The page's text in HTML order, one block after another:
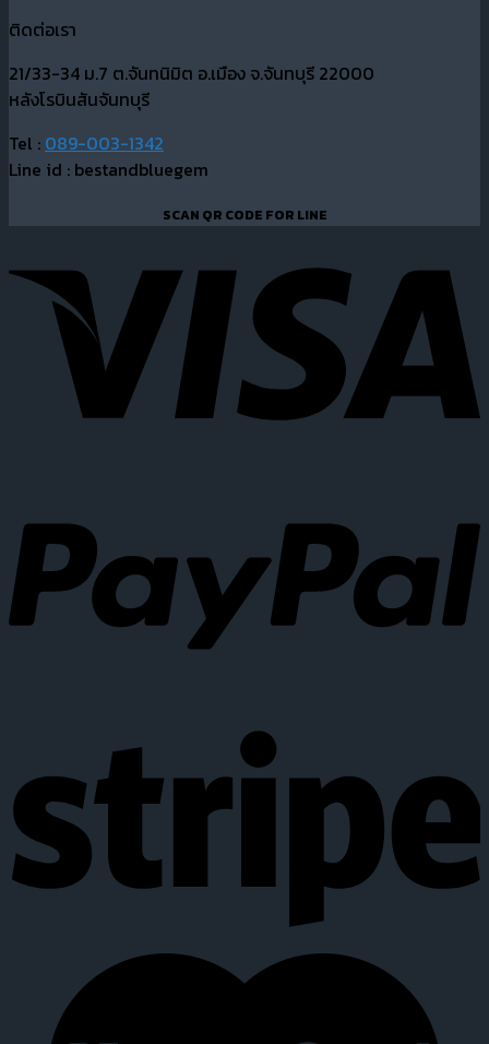
ติดต่อเรา
21/33-34 ม.7 ต.จันทนิมิต อ.เมือง จ.จันทบุรี 22000
หลังโรบินสันจันทบุรี
Tel : 089-003-1342
Line id : bestandbluegem
SCAN QR CODE FOR LINE